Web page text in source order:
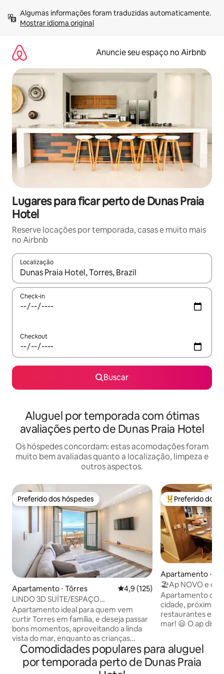
para
Mostrar idioma original
Anuncie seu espaço no Airbnb
Lugares para ficar perto de Dunas Praia
Hotel
Reserve locações por temporada, casas e muito mais
no Airbnb
Localização
Quando os resultados estiverem disponíveis, explore-os
Check-in
Checkout
Buscar
Aluguel por temporada com ótimas
avaliações perto de Dunas Praia Hotel
Os hóspedes concordam: estas acomodações foram
muito bem avaliadas quanto a localização, limpeza e
outros aspectos.
Preferido dos hóspedes
Preferido dos hóspedes
Apartamento ⋅ Tôrres 4,9 de uma avaliação média de
4,9 (125)
LINDO 3D SUÍTE/ESPAÇO
KIDS/PRAINHA/VISTA/SACADA
Apartamento ideal para quem vem
curtir Torres em família, e deseja passar
bons momentos, aproveitando a linda
vista do mar, enquanto as crianças
brincam em um quarto planejado para a
diversão. O imóvel foi reformado e
conta com 3 dorm, sendo uma suíte com
Entre os
Preferido dos
Apartamento ⋅
🏖Ap NOVO e
pertinho do
Apartamento
cidade, próximo
restaurantes e lojas. Menos de 5
mar! 😃 O ap dispõe de um quarto, sala,
completamente
o uso. Na sala, o ap dispõe de um sofá
cama tamanho casal. Vista
Comodidades populares para aluguel
por temporada perto de Dunas Praia